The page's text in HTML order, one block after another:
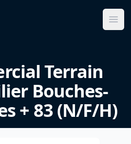
Terrain
Bouches-
+ 83 (N/F/H)